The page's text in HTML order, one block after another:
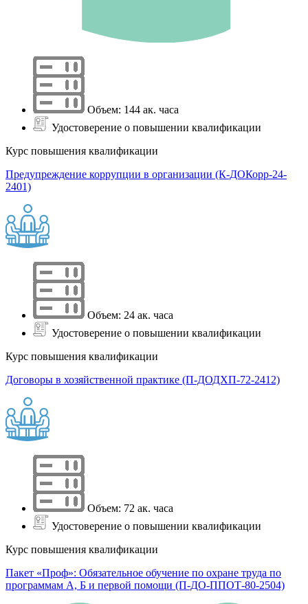
Объем: 144 ак. часа
Удостоверение о повышении квалификации
Курс повышения квалификации
Предупреждение коррупции в организации (К-ДОКорр-24-
2401)
Объем: 24 ак. часа
Удостоверение о повышении квалификации
Курс повышения квалификации
Договоры в хозяйственной практике (П-ДОДХП-72-2412)
Объем: 72 ак. часа
Удостоверение о повышении квалификации
Курс повышения квалификации
Пакет «Проф»: Обязательное обучение по охране труда по
программам А, Б и первой помощи (П-ДО-ППОТ-80-2504)